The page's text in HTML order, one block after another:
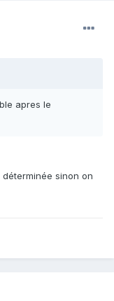
apres le
sinon on